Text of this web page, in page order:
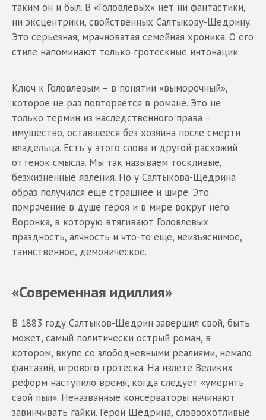
таким он и был. В «Головлевых» нет ни фантастики,
ни эксцентрики, свойственных Салтыкову-Щедрину.
Это серьезная, мрачноватая семейная хроника. О его
стиле напоминают только гротескные интонации.
Ключ к Головлевым – в понятии «выморочный»,
которое не раз повторяется в романе. Это не
только термин из наследственного права –
имущество, оставшееся без хозяина после смерти
владельца. Есть у этого слова и другой расхожий
оттенок смысла. Мы так называем тоскливые,
безжизненные явления. Но у Салтыкова-Щедрина
образ получился еще страшнее и шире. Это
помрачение в душе героя и в мире вокруг него.
Воронка, в которую втягивают Головлевых
праздность, алчность и что-то еще, неизъяснимое,
таинственное, демоническое.
«Современная идиллия»
В 1883 году Салтыков-Щедрин завершил свой, быть
может, самый политически острый роман, в
котором, вкупе со злободневными реалиями, немало
фантазий, игрового гротеска. На излете Великих
реформ наступило время, когда следует «умерить
свой пыл». Неназванные консерваторы начинают
завинчивать гайки. Герои Щедрина, словоохотливые